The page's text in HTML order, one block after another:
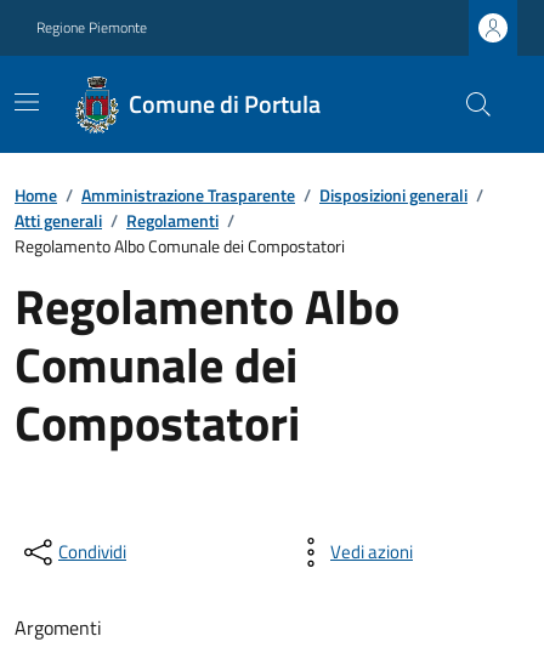
Regione Piemonte
Comune di Portula
Home / Amministrazione Trasparente / Disposizioni generali /
Atti generali / Regolamenti /
Regolamento Albo Comunale dei Compostatori
Regolamento Albo
Comunale dei
Compostatori
Condividi Vedi azioni
Argomenti